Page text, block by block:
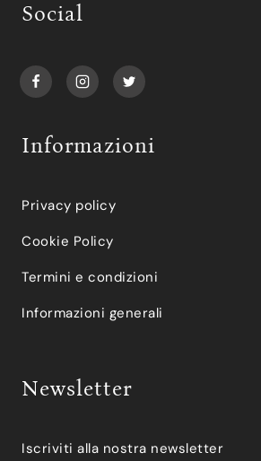
Social
Informazioni
Privacy policy
Cookie Policy
Termini e condizioni
Informazioni generali
Newsletter
Iscriviti alla nostra newsletter